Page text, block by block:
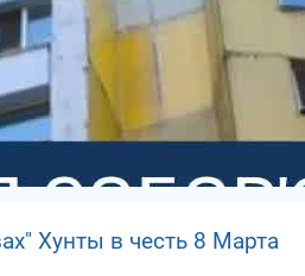
Хунты в честь 8 Марта